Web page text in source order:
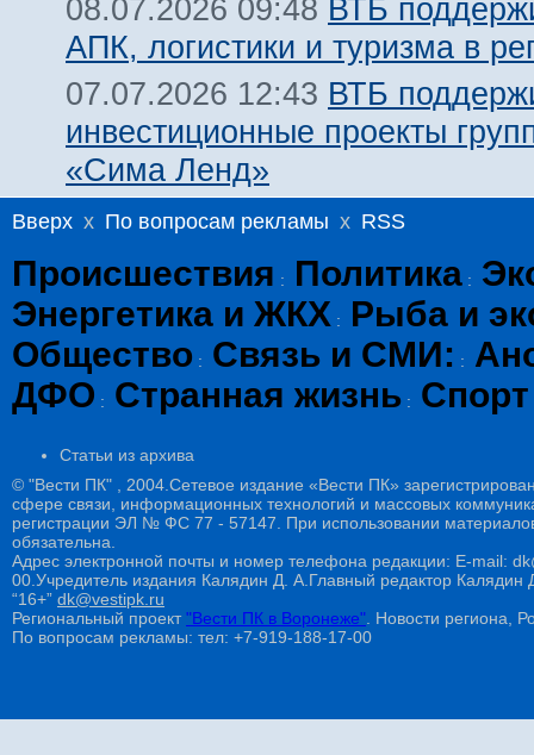
08.07.2026 09:48 ВТБ
АПК, логистики и туризма в
07.07.2026 12:43 ВТБ
инвестиционные проекты
«Сима Ленд»
Вверх x По вопросам рекламы x RSS
Происшествия : Политика :
Энергетика и ЖКХ :
Рыба и
Общество : Связь и СМИ: :
ДФО : Странная жизнь : Спорт
Статьи из архива
© "Вести ПК" , 2004.Сетевое издание «Вести ПК»
сфере связи, информационных технологий и массовых
регистрации ЭЛ № ФС 77 - 57147. При использовании
обязательна.
Адрес электронной почты и номер телефона редакции: E-mail:
00.Учредитель издания Калядин Д. А.Главный редактор
“16+” dk@vestipk.ru
Региональный проект"Вести ПК в Воронеже" . Новости региона,
По вопросам рекламы: тел: +7-919-188-17-00